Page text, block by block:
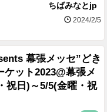
ちばみなとjp
2024/2/5
幕張メッセ”どき
ケット2023@幕張メ
祝日)～5/5(金曜・祝